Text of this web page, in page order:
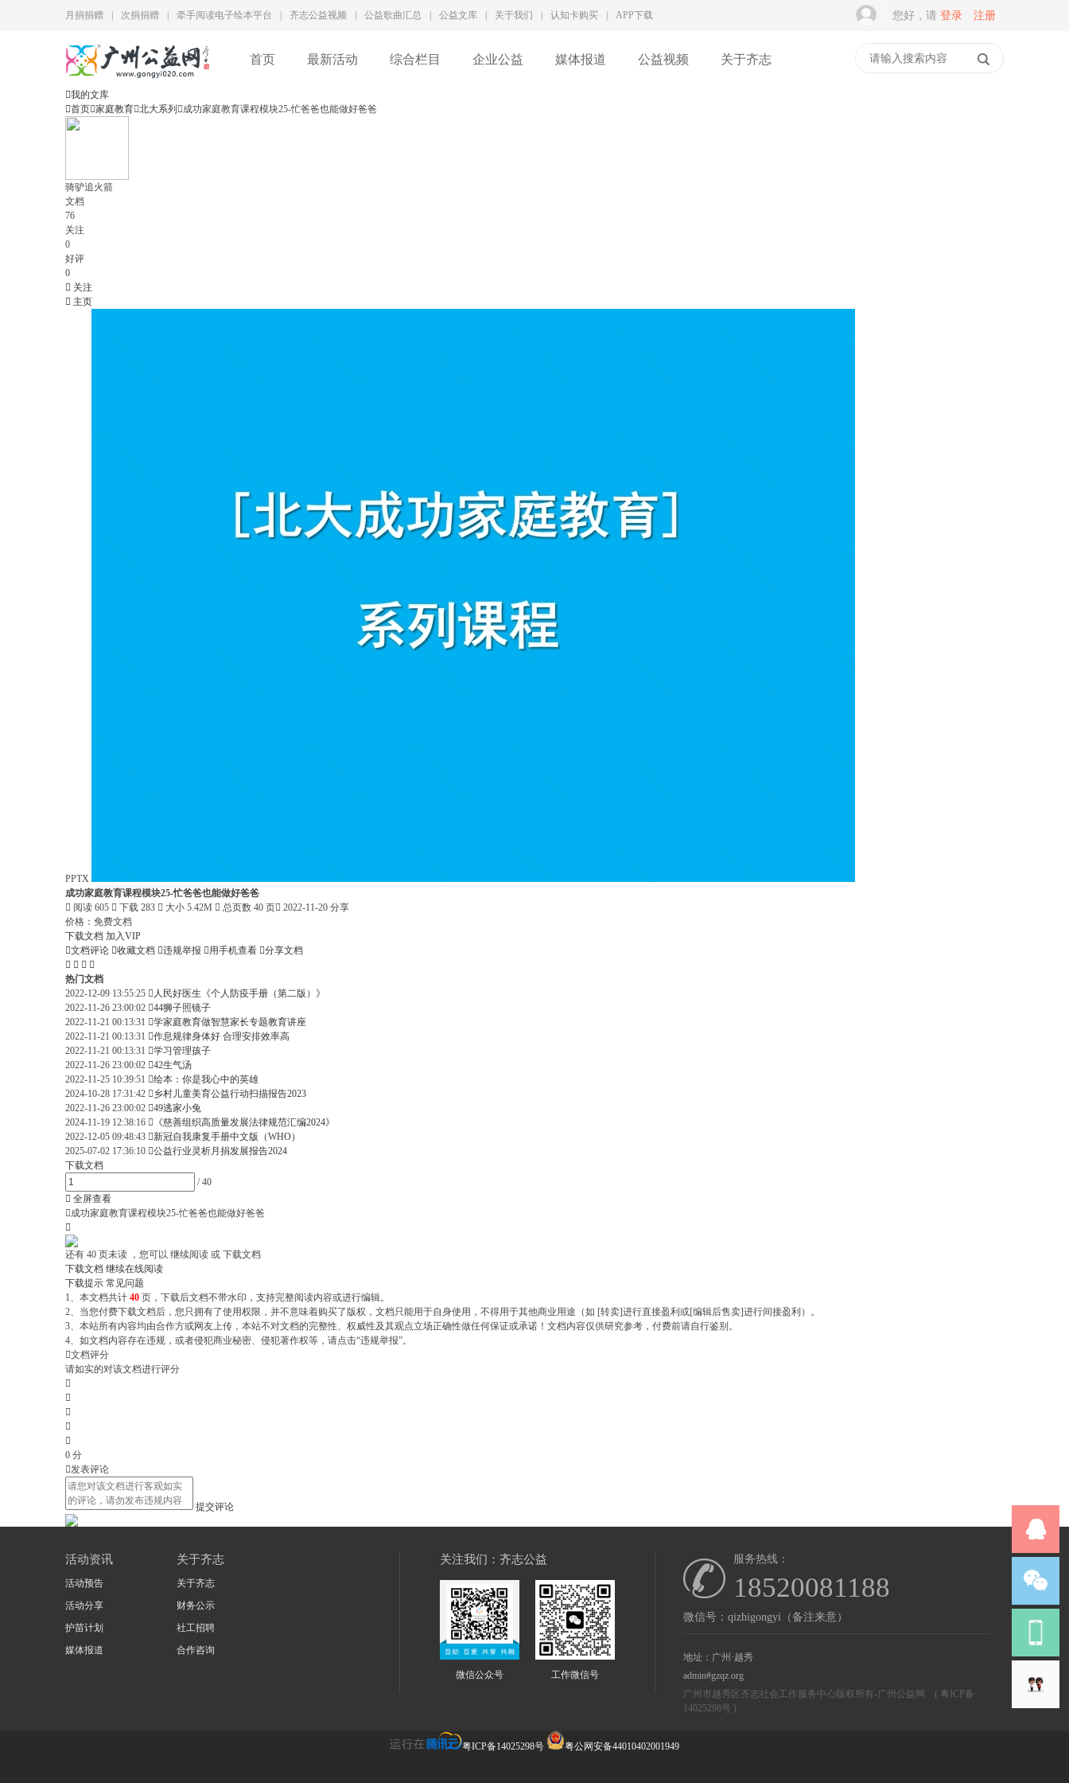
月捐捐赠 次捐捐赠 牵手阅读电子绘本平台 齐志公益视频 公益歌曲汇总 公益文库 关于我们 认知卡购买 APP下载 您好，请 登录 注册
首页 最新活动 综合栏目 企业公益 媒体报道 公益视频 关于齐志
我的文库
首页家庭教育北大系列 成功家庭教育课程模块25-忙爸爸也能做好爸爸
骑驴追火箭
文档
76
关注
0
好评
0
 关注
 主页
PPTX
成功家庭教育课程模块25-忙爸爸也能做好爸爸
 阅读 605  下载 283  大小 5.42M  总页数 40 页 2022-11-20 分享
价格： 免费文档
下载文档 加入VIP
文档评论 收藏文档 违规举报 用手机查看 分享文档
   
热门文档
2022-12-09 13:55:25  人民好医生《个人防疫手册（第二版）》
2022-11-26 23:00:02 44狮子照镜子
2022-11-21 00:13:31 学家庭教育做智慧家长专题教育讲座
2022-11-21 00:13:31 作息规律身体好 合理安排效率高
2022-11-21 00:13:31 学习管理孩子
2022-11-26 23:00:02 42生气汤
2022-11-25 10:39:51 绘本：你是我心中的英雄
2024-10-28 17:31:42  乡村儿童美育公益行动扫描报告2023
2022-11-26 23:00:02 49逃家小兔
2024-11-19 12:38:16  《慈善组织高质量发展法律规范汇编2024》
2022-12-05 09:48:43 新冠自我康复手册中文版（WHO）
2025-07-02 17:36:10 公益行业灵析月捐发展报告2024
下载文档
/ 40
 全屏查看
成功家庭教育课程模块25-忙爸爸也能做好爸爸

还有 40 页未读 ，您可以 继续阅读 或 下载文档
下载文档 继续在线阅读
下载提示 常见问题
1、本文档共计 40 页，下载后文档不带水印，支持完整阅读内容或进行编辑。
2、当您付费下载文档后，您只拥有了使用权限，并不意味着购买了版权，文档只能用于自身使用，不得用于其他商业用途（如 [转卖]进行直接盈利或[编辑后售卖]进行间接盈利）。
3、本站所有内容均由合作方或网友上传，本站不对文档的完整性、权威性及其观点立场正确性做任何保证或承诺！文档内容仅供研究参考，付费前请自行鉴别。
4、如文档内容存在违规，或者侵犯商业秘密、侵犯著作权等，请点击“违规举报”。
文档评分
请如实的对该文档进行评分





0 分
发表评论
提交评论
活动资讯
活动预告
活动分享
护苗计划
媒体报道
关于齐志
关于齐志
财务公示
社工招聘
合作咨询
关注我们：齐志公益
微信公众号 工作微信号
服务热线：
18520081188
微信号：qizhigongyi（备注来意）
地址：广州·越秀
admin#gzqz.org
广州市越秀区齐志社会工作服务中心版权所有-广州公益网 ( 粤ICP备
14025298号 )
粤ICP备14025298号 粤公网安备44010402001949